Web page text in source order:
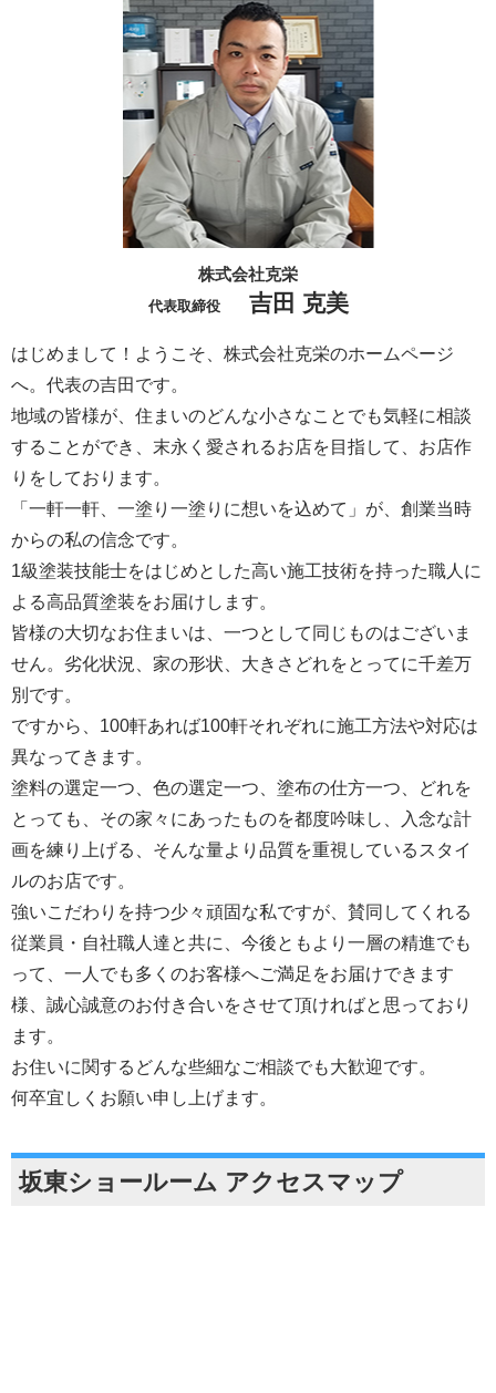
株式会社克栄
代表取締役 吉田 克美
はじめまして！ようこそ、株式会社克栄のホームページ
へ。代表の吉田です。
地域の皆様が、住まいのどんな小さなことでも気軽に相談
することができ、末永く愛されるお店を目指して、お店作
りをしております。
「一軒一軒、一塗り一塗りに想いを込めて」が、創業当時
からの私の信念です。
1級塗装技能士をはじめとした高い施工技術を持った職人に
よる高品質塗装をお届けします。
皆様の大切なお住まいは、一つとして同じものはございま
せん。劣化状況、家の形状、大きさどれをとってに千差万
別です。
ですから、100軒あれば100軒それぞれに施工方法や対応は
異なってきます。
塗料の選定一つ、色の選定一つ、塗布の仕方一つ、どれを
とっても、その家々にあったものを都度吟味し、入念な計
画を練り上げる、そんな量より品質を重視しているスタイ
ルのお店です。
強いこだわりを持つ少々頑固な私ですが、賛同してくれる
従業員・自社職人達と共に、今後ともより一層の精進でも
って、一人でも多くのお客様へご満足をお届けできます
様、誠心誠意のお付き合いをさせて頂ければと思っており
ます。
お住いに関するどんな些細なご相談でも大歓迎です。
何卒宜しくお願い申し上げます。
坂東ショールーム アクセスマップ